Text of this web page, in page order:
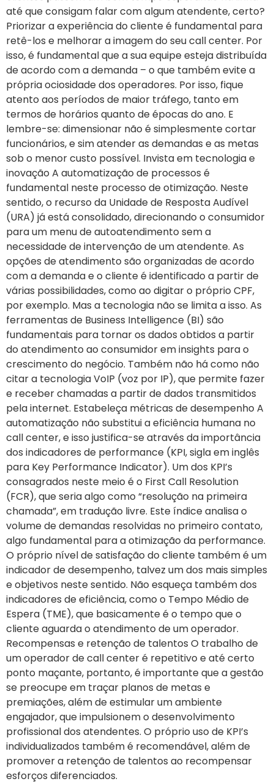
até que consigam falar com algum atendente, certo?
Priorizar a experiência do cliente é fundamental para
retê-los e melhorar a imagem do seu call center. Por
isso, é fundamental que a sua equipe esteja distribuída
de acordo com a demanda – o que também evite a
própria ociosidade dos operadores. Por isso, fique
atento aos períodos de maior tráfego, tanto em
termos de horários quanto de épocas do ano. E
lembre-se: dimensionar não é simplesmente cortar
funcionários, e sim atender as demandas e as metas
sob o menor custo possível. Invista em tecnologia e
inovação A automatização de processos é
fundamental neste processo de otimização. Neste
sentido, o recurso da Unidade de Resposta Audível
(URA) já está consolidado, direcionando o consumidor
para um menu de autoatendimento sem a
necessidade de intervenção de um atendente. As
opções de atendimento são organizadas de acordo
com a demanda e o cliente é identificado a partir de
várias possibilidades, como ao digitar o próprio CPF,
por exemplo. Mas a tecnologia não se limita a isso. As
ferramentas de Business Intelligence (BI) são
fundamentais para tornar os dados obtidos a partir
do atendimento ao consumidor em insights para o
crescimento do negócio. Também não há como não
citar a tecnologia VoIP (voz por IP), que permite fazer
e receber chamadas a partir de dados transmitidos
pela internet. Estabeleça métricas de desempenho A
automatização não substitui a eficiência humana no
call center, e isso justifica-se através da importância
dos indicadores de performance (KPI, sigla em inglês
para Key Performance Indicator). Um dos KPI’s
consagrados neste meio é o First Call Resolution
(FCR), que seria algo como “resolução na primeira
chamada”, em tradução livre. Este índice analisa o
volume de demandas resolvidas no primeiro contato,
algo fundamental para a otimização da performance.
O próprio nível de satisfação do cliente também é um
indicador de desempenho, talvez um dos mais simples
e objetivos neste sentido. Não esqueça também dos
indicadores de eficiência, como o Tempo Médio de
Espera (TME), que basicamente é o tempo que o
cliente aguarda o atendimento de um operador.
Recompensas e retenção de talentos O trabalho de
um operador de call center é repetitivo e até certo
ponto maçante, portanto, é importante que a gestão
se preocupe em traçar planos de metas e
premiações, além de estimular um ambiente
engajador, que impulsionem o desenvolvimento
profissional dos atendentes. O próprio uso de KPI’s
individualizados também é recomendável, além de
promover a retenção de talentos ao recompensar
esforços diferenciados.